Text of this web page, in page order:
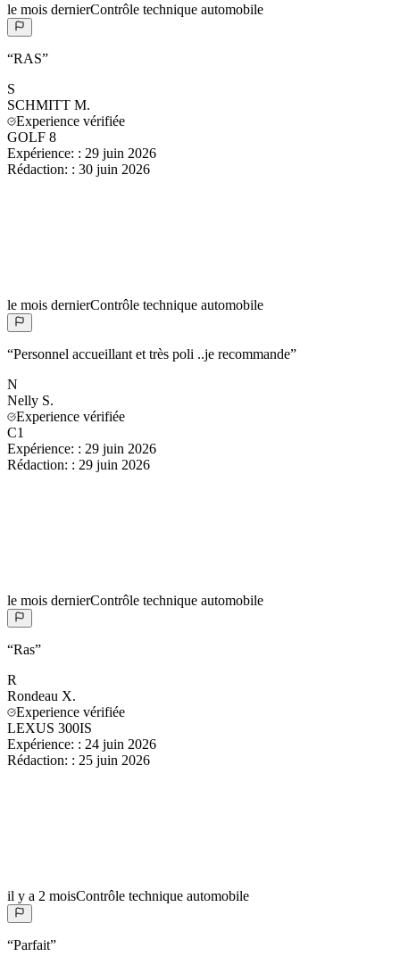
le mois dernierContrôle technique automobile
“RAS”
S
SCHMITT M.
Experience vérifiée
GOLF 8
Expérience: : 29 juin 2026
Rédaction: : 30 juin 2026
le mois dernierContrôle technique automobile
“Personnel accueillant et très poli ..je recommande”
N
Nelly S.
Experience vérifiée
C1
Expérience: : 29 juin 2026
Rédaction: : 29 juin 2026
le mois dernierContrôle technique automobile
“Ras”
R
Rondeau X.
Experience vérifiée
LEXUS 300IS
Expérience: : 24 juin 2026
Rédaction: : 25 juin 2026
il y a 2 moisContrôle technique automobile
“Parfait”